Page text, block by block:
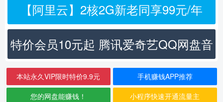
【阿里云】2核2G新老同享99元/年
特价会员10元起 腾讯爱奇艺QQ网盘音
乐
本站永久VIP限时特价9.9元 手机赚钱APP推荐
您的网盘能赚钱！ 小程序快速开通流量主